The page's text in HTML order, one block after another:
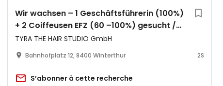
Wir wachsen – 1 Geschäftsführerin (100%)
+ 2 Coiffeusen EFZ (60 –100%) gesucht /
Hairstylist / Coiffeuse gesucht für
modernen Salon in Winterthur
TYRA THE HAIR STUDIO GmbH
Bahnhofplatz 12, 8400 Winterthur 2S
S’abonner à cette recherche